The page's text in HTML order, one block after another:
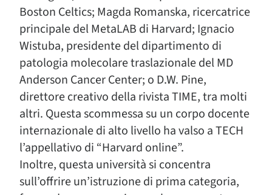
Boston Celtics; Magda Romanska, ricercatrice
principale del MetaLAB di Harvard; Ignacio
Wistuba, presidente del dipartimento di
patologia molecolare traslazionale del MD
Anderson Cancer Center; o D.W. Pine,
direttore creativo della rivista TIME, tra molti
altri. Questa scommessa su un corpo docente
internazionale di alto livello ha valso a TECH
l’appellativo di “Harvard online”.
Inoltre, questa università si concentra
sull’offrire un’istruzione di prima categoria,